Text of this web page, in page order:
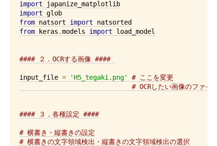
import
japanize_matplotlib
import
glob
from natsort import
from keras .models import load_model
#### ２．OCRする画像 ####
input_file = 'H5_tegaki.png'
# ここを変更
# OCRしたい画像のファイ
#### ３．各種設定 ####
# 横書き・縦書きの設定
# 横書きの文字領域検出・縦書きの文字領域検出の選択